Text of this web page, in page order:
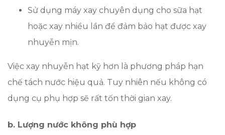
Sử dụng máy xay chuyên dụng cho sữa hạt
hoặc xay nhiều lần để đảm bảo hạt được xay
nhuyễn mịn.
Việc xay nhuyễn hạt kỹ hơn là phương pháp hạn
chế tách nước hiệu quả. Tuy nhiên nếu không có
dụng cụ phụ hợp sẽ rất tốn thời gian xay.
b. Lượng nước không phù hợp